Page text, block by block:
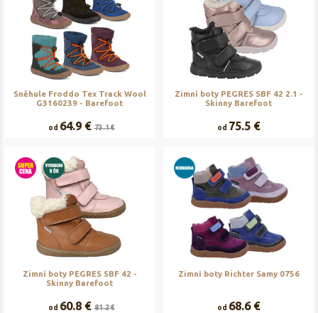
Sněhule Froddo Tex Track Wool
G3160239 - Barefoot
od 64.9 € 73.1 €
Zimní boty PEGRES SBF 42 2.1 -
Skinny Barefoot
od 75.5 €
Zimní boty PEGRES SBF 42 -
Skinny Barefoot
od 60.8 € 81.2 €
Zimní boty Richter Samy 0756
od 68.6 €